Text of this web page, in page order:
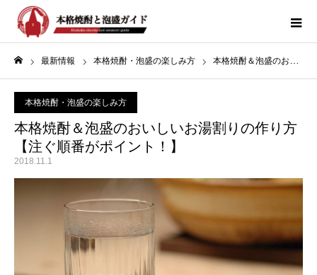
最新情報 本格焼酎・泡盛の楽しみ方 本格焼酎＆泡盛のおいしいお湯割りの作り方【注ぐ順番がポイント！】
本格焼酎・泡盛の楽しみ方
本格焼酎＆泡盛のおいしいお湯割りの作り方
【注ぐ順番がポイント！】
2018.11.1